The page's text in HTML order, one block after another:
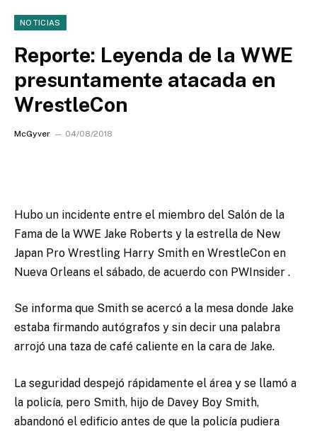
NOTICIAS
Reporte: Leyenda de la WWE
presuntamente atacada en
WrestleCon
McGyver 04/08/2018
Hubo un incidente entre el miembro del Salón de la
Fama de la WWE Jake Roberts y la estrella de New
Japan Pro Wrestling Harry Smith en WrestleCon en
Nueva Orleans el sábado, de acuerdo con PWInsider .
Se informa que Smith se acercó a la mesa donde Jake
estaba firmando autógrafos y sin decir una palabra
arrojó una taza de café caliente en la cara de Jake.
La seguridad despejó rápidamente el área y se llamó a
la policía, pero Smith, hijo de Davey Boy Smith,
abandonó el edificio antes de que la policía pudiera